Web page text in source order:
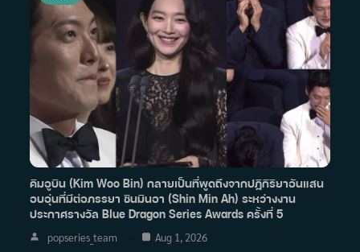
คิมอูบิน (Kim Woo Bin) กลายเป็นที่พูดถึงจากปฏิกิริยาอันแสน
อบอุ่นที่มีต่อภรรยา ชินมินอา (Shin Min Ah) ระหว่างงาน
ประกาศรางวัล Blue Dragon Series Awards ครั้งที่ 5
popseries_team Aug 1, 2026